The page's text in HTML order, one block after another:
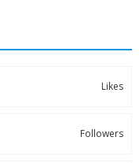
Likes
Followers